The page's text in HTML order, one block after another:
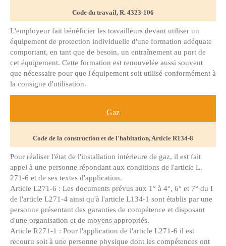
Code du travail, R. 4323-106
L'employeur fait bénéficier les travailleurs devant utiliser un
équipement de protection individuelle d'une formation adéquate
comportant, en tant que de besoin, un entraînement au port de
cet équipement. Cette formation est renouvelée aussi souvent
que nécessaire pour que l'équipement soit utilisé conformément à
la consigne d'utilisation.
Gaz
Code de la construction et de l'habitation, Article R134-8
Pour réaliser l'état de l'installation intérieure de gaz, il est fait
appel à une personne répondant aux conditions de l'article L.
271-6 et de ses textes d'application.
Article L271-6 : Les documents prévus aux 1° à 4°, 6° et 7° du I
de l'article L271-4 ainsi qu'à l'article L134-1 sont établis par une
personne présentant des garanties de compétence et disposant
d'une organisation et de moyens appropriés.
Article R271-1 : Pour l'application de l'article L271-6 il est
recouru soit à une personne physique dont les compétences ont